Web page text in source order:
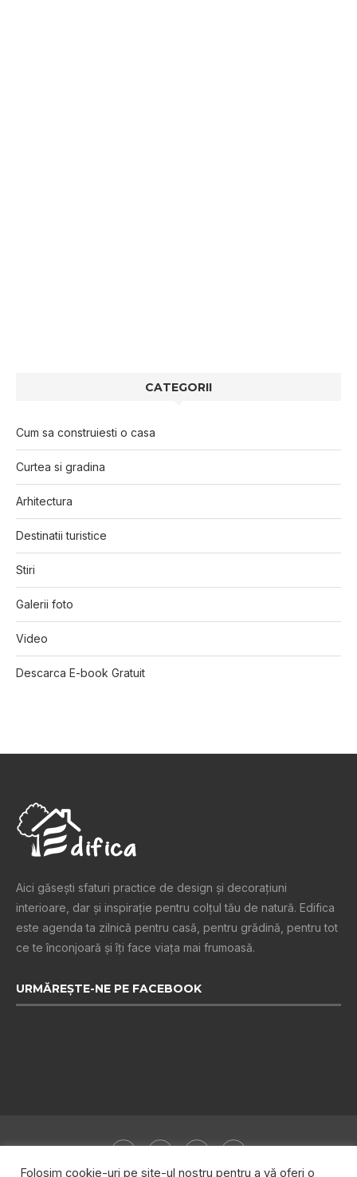
CATEGORII
Cum sa construiesti o casa
Curtea si gradina
Arhitectura
Destinatii turistice
Stiri
Galerii foto
Video
Descarca E-book Gratuit
Aici găsești sfaturi practice de design şi decoraţiuni
interioare, dar și inspiraţie pentru colţul tău de natură. Edifica
este agenda ta zilnică pentru casă, pentru grădină, pentru tot
ce te înconjoară şi îţi face viaţa mai frumoasă.
URMĂREȘTE-NE PE FACEBOOK
Folosim cookie-uri pe site-ul nostru pentru a vă oferi o